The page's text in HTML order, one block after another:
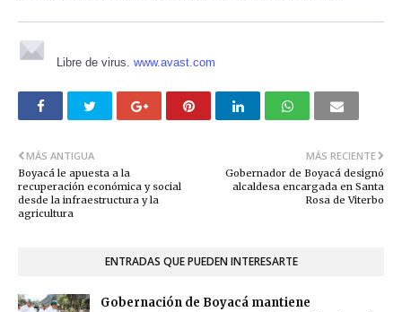
Libre de virus. www.avast.com
MÁS RECIENTE
Gobernador de Boyacá designó
alcaldesa encargada en Santa
Rosa de Viterbo
MÁS ANTIGUA
Boyacá le apuesta a la
recuperación económica y social
desde la infraestructura y la
agricultura
ENTRADAS QUE PUEDEN INTERESARTE
Gobernación de Boyacá mantiene